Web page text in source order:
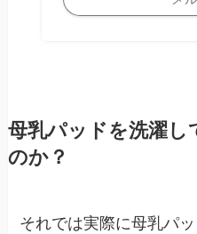
母乳パッドを洗濯し
のか？
それでは実際に母乳パ